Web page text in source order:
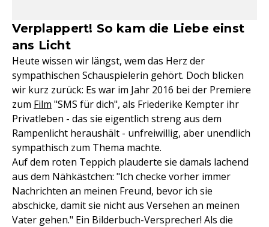
Verplappert! So kam die Liebe einst
ans Licht
Heute wissen wir längst, wem das Herz der
sympathischen Schauspielerin gehört. Doch blicken
wir kurz zurück: Es war im Jahr 2016 bei der Premiere
zum Film "SMS für dich", als Friederike Kempter ihr
Privatleben - das sie eigentlich streng aus dem
Rampenlicht heraushält - unfreiwillig, aber unendlich
sympathisch zum Thema machte.
Auf dem roten Teppich plauderte sie damals lachend
aus dem Nähkästchen: "Ich checke vorher immer
Nachrichten an meinen Freund, bevor ich sie
abschicke, damit sie nicht aus Versehen an meinen
Vater gehen." Ein Bilderbuch-Versprecher! Als die